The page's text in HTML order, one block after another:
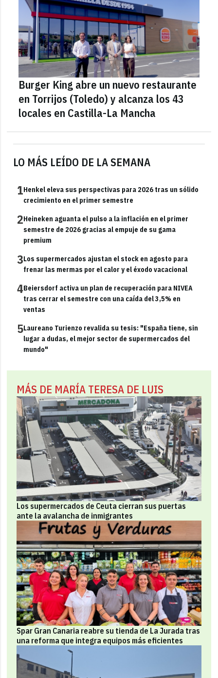
LO MÁS LEÍDO DE LA SEMANA
1Henkel eleva sus perspectivas para 2026 tras un sólido
crecimiento en el primer semestre
2Heineken aguanta el pulso a la inflación en el primer
semestre de 2026 gracias al empuje de su gama
premium
3Los supermercados ajustan el stock en agosto para
frenar las mermas por el calor y el éxodo vacacional
4Beiersdorf activa un plan de recuperación para NIVEA
tras cerrar el semestre con una caída del 3,5% en
ventas
5Laureano Turienzo revalida su tesis: "España tiene, sin
lugar a dudas, el mejor sector de supermercados del
mundo"
MÁS DE MARÍA TERESA DE LUIS
Los supermercados de Ceuta cierran sus puertas
ante la avalancha de inmigrantes
Spar Gran Canaria reabre su tienda de La Jurada tras
una reforma que integra equipos más eficientes
Burger King abre un nuevo restaurante
en Torrijos (Toledo) y alcanza los 43
locales en Castilla-La Mancha